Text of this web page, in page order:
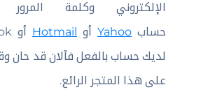
الإلكتروني وكلمة
حساب Yahoo أو Hotmail
لديك حساب بالفعل فآلان قد حان
على هذا المتجر الرائع.